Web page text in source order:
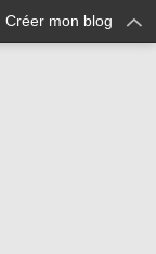
Créer mon blog